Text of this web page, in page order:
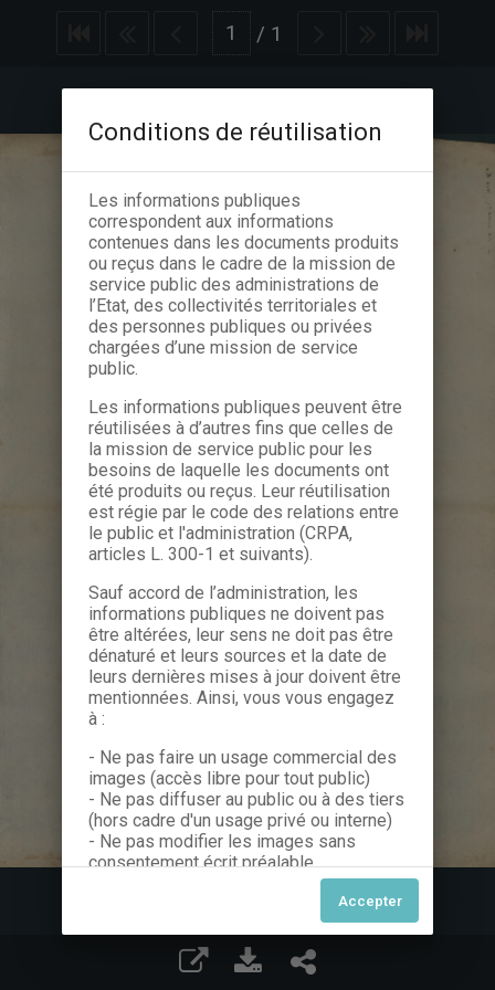
/ 1
Conditions de réutilisation
Les informations publiques
correspondent aux informations
contenues dans les documents produits
ou reçus dans le cadre de la mission de
service public des administrations de
l’Etat, des collectivités territoriales et
des personnes publiques ou privées
chargées d’une mission de service
public.
Les informations publiques peuvent être
réutilisées à d’autres fins que celles de
la mission de service public pour les
besoins de laquelle les documents ont
été produits ou reçus. Leur réutilisation
est régie par le code des relations entre
le public et l'administration (CRPA,
articles L. 300-1 et suivants).
Sauf accord de l’administration, les
informations publiques ne doivent pas
être altérées, leur sens ne doit pas être
dénaturé et leurs sources et la date de
leurs dernières mises à jour doivent être
mentionnées. Ainsi, vous vous engagez
à :
- Ne pas faire un usage commercial des
images (accès libre pour tout public)
- Ne pas diffuser au public ou à des tiers
(hors cadre d'un usage privé ou interne)
- Ne pas modifier les images sans
consentement écrit préalable
Dans le cas contraire, nous vous invitons
à nous contacter afin de solliciter le type
de Licence souhaitée parmi celles
proposées et le cas échéant, acquitter